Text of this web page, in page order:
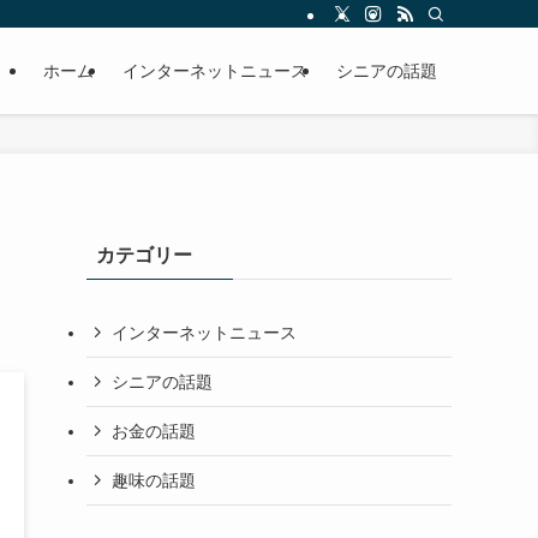
ホーム インターネットニュース シニアの話題
カテゴリー
インターネットニュース
シニアの話題
お金の話題
趣味の話題